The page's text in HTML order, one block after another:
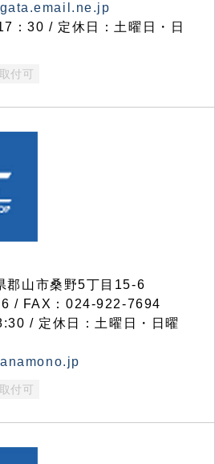
：30 / 定休日：土曜日・日
付可
山市桑野5丁目15-6
/ FAX：024-922-7694
/ 定休日：土曜日・日曜
付可